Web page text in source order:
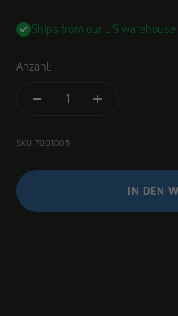
Ships from our US warehouse
Anzahl:
SKU: 7001005
IN DEN